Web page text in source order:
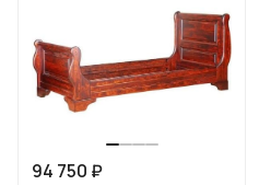
94 750 ₽